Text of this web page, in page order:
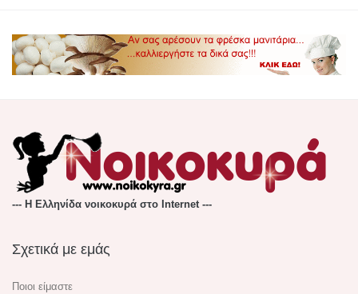
--- Η Ελληνίδα νοικοκυρά στο Internet ---
Σχετικά με εμάς
Ποιοι είμαστε